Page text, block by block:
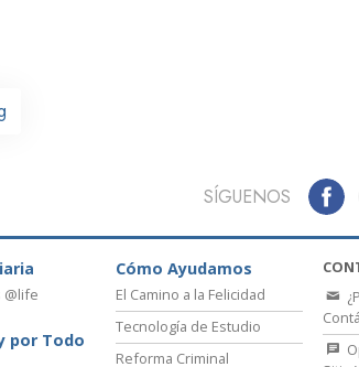
SÍGUENOS
@life
por Todo
Cómo Ayudamos
El Camino a la Felicidad
Tecnología de Estudio
Reforma Criminal